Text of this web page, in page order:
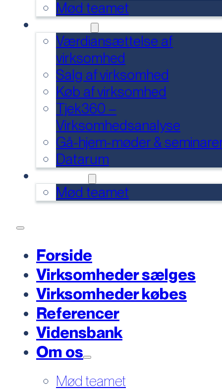
Mød teamet
Værdiansættelse af
virksomhed
Salg af virksomhed
Køb af virksomhed
Tjek360 –
Virksomhedsanalyse
Gå-hjem-møder &
Datarum
Mød teamet
Forside
Virksomheder sælges
Virksomheder købes
Referencer
Vidensbank
Om os
Mød teamet